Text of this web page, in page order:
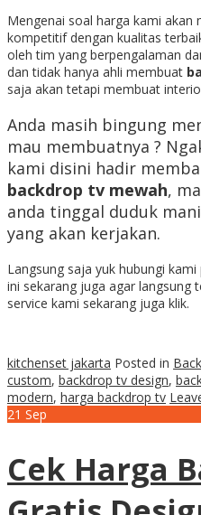
Mengenai soal harga kami akan
kompetitif dengan kualitas
oleh tim yang berpengalaman
dan tidak hanya ahli membuat
saja akan tetapi membuat
Anda masih bingung
mau membuatnya ?
kami disini hadir
backdrop tv mewah,
anda tinggal duduk
yang akan kerjakan.
Langsung saja yuk hubungi
ini sekarang juga agar langsung
service kami sekarang juga klik.
kitchenset jakarta Posted in
custom, backdrop tv design,
modern, harga backdrop tv
21 Sep
Cek Harga